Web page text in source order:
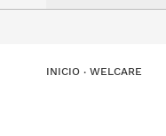
WELCARE